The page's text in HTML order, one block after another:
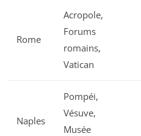
Rome
Acropole,
Forums
romains,
Vatican
Naples
Pompéi,
Vésuve,
Musée